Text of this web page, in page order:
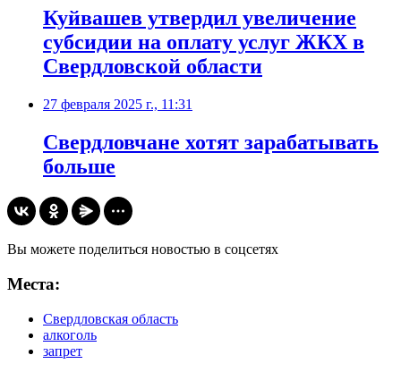
Куйвашев утвердил увеличение
субсидии на оплату услуг ЖКХ в
Свердловской области
27 февраля 2025 г., 11:31
Свердловчане хотят зарабатывать
больше
Вы можете поделиться новостью в соцсетях
Места:
Свердловская область
алкоголь
запрет